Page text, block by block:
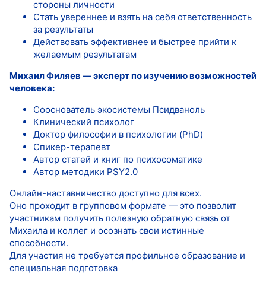
стороны личности
Стать увереннее и взять на себя ответственность
за результаты
Действовать эффективнее и быстрее прийти к
желаемым результатам
Михаил Филяев — эксперт по изучению возможностей
человека:
Сооснователь экосистемы Псидваноль
Клинический психолог
Доктор философии в психологии (PhD)
Спикер-терапевт
Автор статей и книг по психосоматике
Автор методики PSY2.0
Онлайн-наставничество доступно для всех.
Оно проходит в групповом формате — это позволит
участникам получить полезную обратную связь от
Михаила и коллег и осознать свои истинные
способности.
Для участия не требуется профильное образование и
специальная подготовка